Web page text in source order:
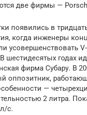
две фирмы —
появились в
когда инженеры
усовершенствовать
шестидесятых годах
фирма Субару. В
оппозитник,
—
2 литра.
с.